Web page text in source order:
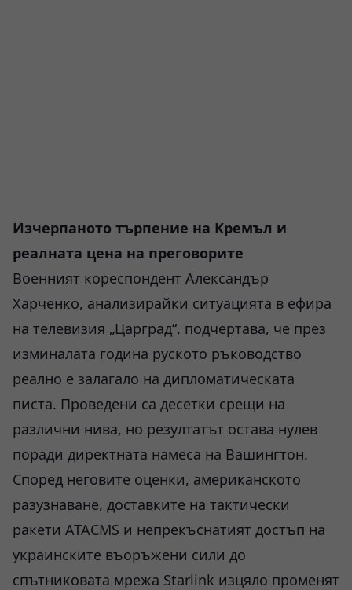
Изчерпаното търпение на Кремъл и
реалната цена на преговорите
Военният кореспондент Александър
Харченко, анализирайки ситуацията в ефира
на телевизия „Царград“, подчертава, че през
изминалата година руското ръководство
реално е залагало на дипломатическата
писта. Проведени са десетки срещи на
различни нива, но резултатът остава нулев
поради директната намеса на Вашингтон.
Според неговите оценки, американското
разузнаване, доставките на тактически
ракети ATACMS и непрекъснатият достъп на
украинските въоръжени сили до
спътниковата мрежа Starlink изцяло променят